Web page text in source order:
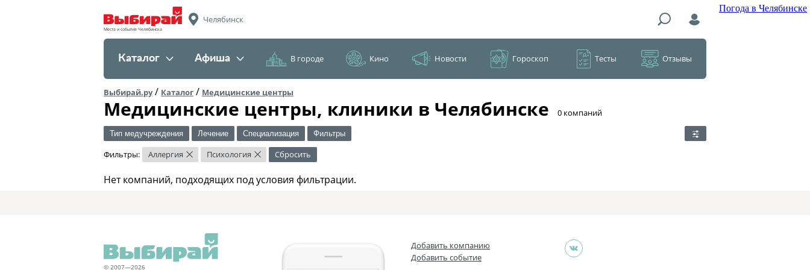
Погода в Челябинске
Места и события Челябинска
Челябинск
Каталог Афиша В городе Кино Новости Гороскоп Тесты Отзывы
Выбирай.ру/ Каталог / Медицинские центры
Медицинские центры, клиники в Челябинске ​0 компаний
Тип медучреждения Лечение Специализация Фильтры
Фильтры: Аллергия × Психология × Сбросить
Нет компаний, подходящих под условия фильтрации.
© 2007—2026
Добавить компанию
Добавить событие